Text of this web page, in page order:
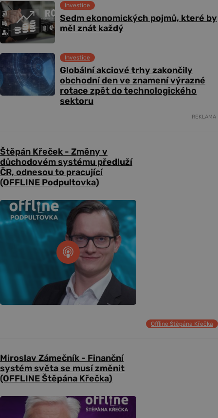
Sedm ekonomických pojmů, které by
měl znát každý
Investice
Globální akciové trhy zakončily
obchodní den ve znamení výrazné
rotace zpět do technologického
sektoru
Investice
REKLAMA
Štěpán Křeček - Změny v
důchodovém systému předluží
ČR, odnesou to pracující
(OFFLINE Podpultovka)
Offline Štěpána Křečka
Miroslav Zámečník - Finanční
systém světa se musí změnit
(OFFLINE Štěpána Křečka)